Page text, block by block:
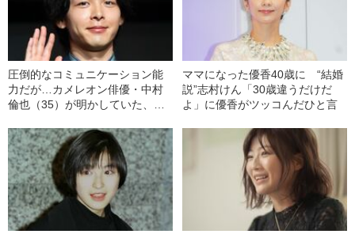
圧倒的なコミュニケーション能
力だが…カメレオン俳優・中村
倫也（35）が明かしていた、過
ママになった優香40歳に “結婚
説”志村けん「30歳違うだけだ
よ」に優香がツッコんだひと言